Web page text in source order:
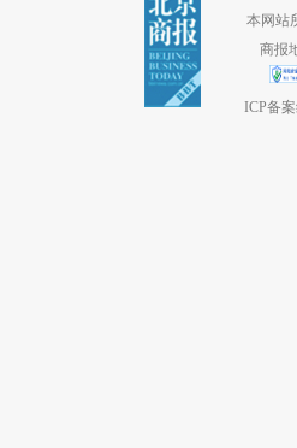
本网站
商报
ICP备